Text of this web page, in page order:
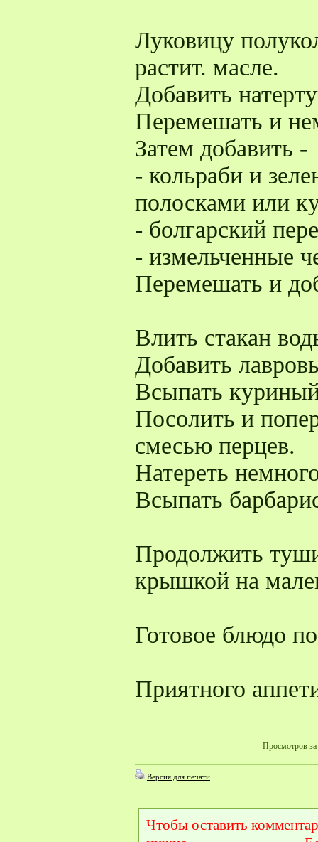
Луковицу
растит. масле.
Добавить
Перемешать и
Затем добавить -
- кольраби и
полосками или
- болгарский
- измельченные
Перемешать и
Влить стакан
Добавить
Всыпать
Посолить и
смесью перцев.
Натереть
Всыпать
Продолжить
крышкой на
Готовое блюдо
Приятного
Просмотров за
Версия для печати
Чтобы оставить